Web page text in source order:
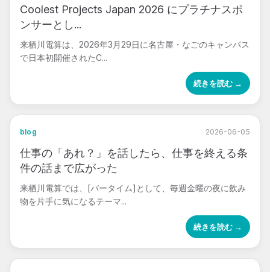
Coolest Projects Japan 2026 にプラチナスポ
ンサーとし...
来栖川電算は、2026年3月29日に名古屋・なごのキャンパス
で日本初開催されたC...
続きを読む →
blog 2026-06-05
仕事の「あれ？」を話したら、仕事を終える条
件の話まで広がった
来栖川電算では、[バータイム]として、毎週金曜の夜に飲み
物を片手に気になるテーマ...
続きを読む →